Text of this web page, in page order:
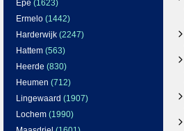
Epe (1623)
Ermelo (1442)
Harderwijk (2247)
Hattem (563)
Heerde (830)
Heumen (712)
Lingewaard (1907)
Lochem (1990)